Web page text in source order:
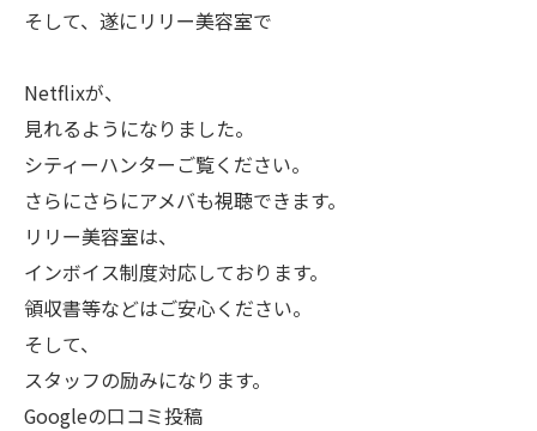
そして、遂にリリー美容室で
Netflixが、
見れるようになりました。
シティーハンターご覧ください。
さらにさらにアメバも視聴できます。
リリー美容室は、
インボイス制度対応しております。
領収書等などはご安心ください。
そして、
スタッフの励みになります。
Googleの口コミ投稿